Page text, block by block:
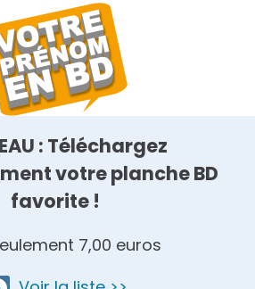
: Téléchargez
votre planche BD
favorite !
7,00 euros